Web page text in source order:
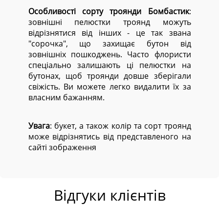
Особливості сорту троянди Бомбастик:
зовнішні пелюстки троянд можуть
відрізнятися від інших - це так звана
"сорочка", що захищає бутон від
зовнішніх пошкоджень. Часто флористи
спеціально залишають ці пелюстки на
бутонах, щоб троянди довше зберігали
свіжість. Ви можете легко видалити їх за
власним бажанням.
Увага: букет, а також колір та сорт троянд
може відрізнятись від представленого на
сайті зображення
Відгуки клієнтів